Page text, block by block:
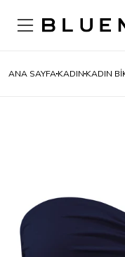
ANA SAYFA KADIN KADIN